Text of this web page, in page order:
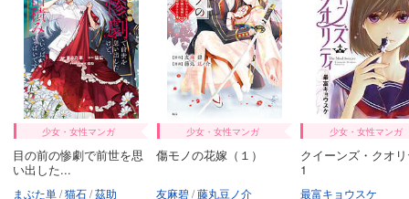
少女・女性マンガ
目の前の惨劇で前世を思
い出した...
まぶた単 猫石 茲助
少女・女性マンガ
傷モノの花嫁（１）
友麻碧 藤丸豆ノ介
少女・女性マンガ
クイーンズ・クオ
1
最富キョウスケ